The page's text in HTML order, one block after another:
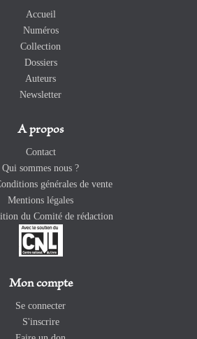
Accueil
Numéros
Collection
Dossiers
Auteurs
Newsletter
A propos
Contact
Qui sommes nous ?
générales de vente
Mentions légales
du Comité de rédaction
Mon compte
Se connecter
S'inscrire